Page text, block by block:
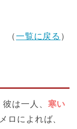
（一覧に戻る ）
は一人、 寒い
ロによれば、